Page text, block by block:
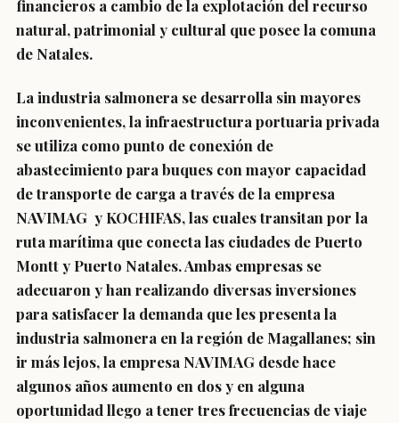
financieros a cambio de la explotación del recurso
natural, patrimonial y cultural que posee la comuna
de Natales.
La industria salmonera se desarrolla sin mayores
inconvenientes, la infraestructura portuaria privada
se utiliza como punto de conexión de
abastecimiento para buques con mayor capacidad
de transporte de carga a través de la empresa
NAVIMAG y KOCHIFAS, las cuales transitan por la
ruta marítima que conecta las ciudades de Puerto
Montt y Puerto Natales. Ambas empresas se
adecuaron y han realizando diversas inversiones
para satisfacer la demanda que les presenta la
industria salmonera en la región de Magallanes; sin
ir más lejos, la empresa NAVIMAG desde hace
algunos años aumento en dos y en alguna
oportunidad llego a tener tres frecuencias de viaje